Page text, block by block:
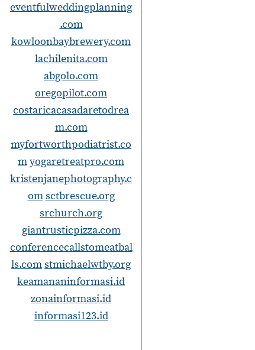
eventfulweddingplanning
.com
kowloonbaybrewery.com
lachilenita.com
abgolo.com
oregopilot.com
costaricacasadaretodrea
m.com
myfortworthpodiatrist.co
myogaretreatpro.com
kristenjanephotography.c
omsctbrescue.org
srchurch.org
giantrusticpizza.com
conferencecallstomeatbal
ls.comstmichaelwtby.org
keamananinformasi.id
zonainformasi.id
informasi123.id